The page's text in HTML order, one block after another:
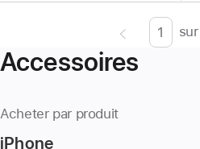
PageEnter
sur
Accessoires
Acheter par produit
iPhone